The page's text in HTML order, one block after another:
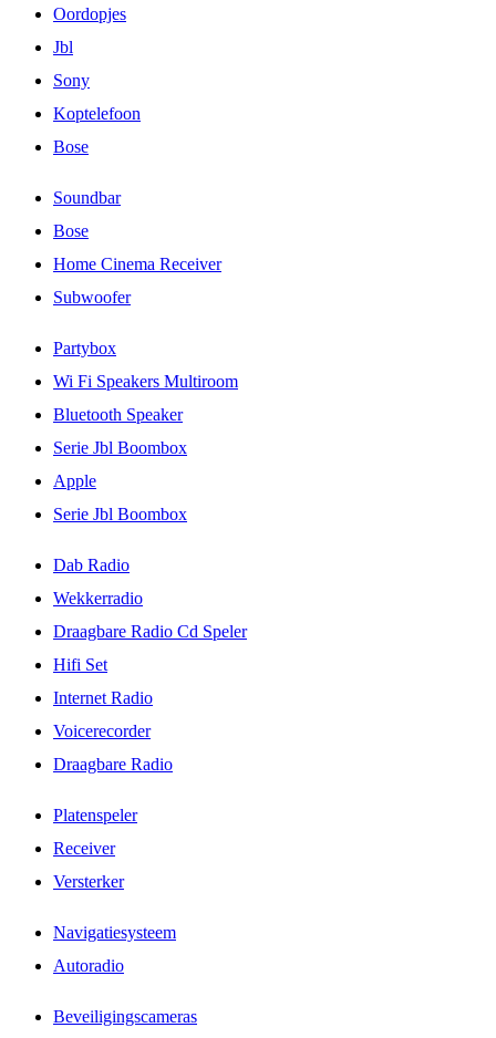
Oordopjes
Jbl
Sony
Koptelefoon
Bose
Soundbar
Bose
Home Cinema Receiver
Subwoofer
Partybox
Wi Fi Speakers Multiroom
Bluetooth Speaker
Serie Jbl Boombox
Apple
Serie Jbl Boombox
Dab Radio
Wekkerradio
Draagbare Radio Cd Speler
Hifi Set
Internet Radio
Voicerecorder
Draagbare Radio
Platenspeler
Receiver
Versterker
Navigatiesysteem
Autoradio
Beveiligingscameras